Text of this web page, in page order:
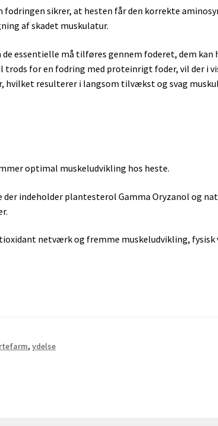
fodringen sikrer, at hesten får den korrekte
af skadet muskulatur.
de essentielle må tilføres gennem foderet, dem kan
trods for en fodring med proteinrigt foder, vil der i
hvilket resulterer i langsom tilvækst og svag
optimal muskeludvikling hos heste.
indeholder plantesterol Gamma Oryzanol og
netværk og fremme muskeludvikling, fysisk
,ydelse